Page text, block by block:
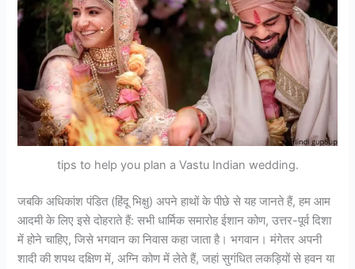
tips to help you plan a Vastu Indian wedding.
जबकि अधिकांश पंडित (हिंदू भिक्षु) अपने हाथों के पीछे से यह जानते हैं, हम आम
आदमी के लिए इसे दोहराते हैं: सभी धार्मिक समारोह ईशान कोण, उत्तर-पूर्व दिशा
में होने चाहिए, जिसे भगवान का निवास कहा जाता है। भगवान। मंगेतर अपनी
शादी की शपथ दक्षिण में, अग्नि कोण में लेते हैं, जहां सुगंधित लकड़ियों से हवन या